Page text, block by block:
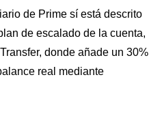
de Prime sí está descrito
de escalado de la cuenta,
donde añade un 30%
real mediante